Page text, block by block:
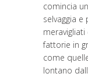
comincia
selvaggia
fattorie in
come
lontano